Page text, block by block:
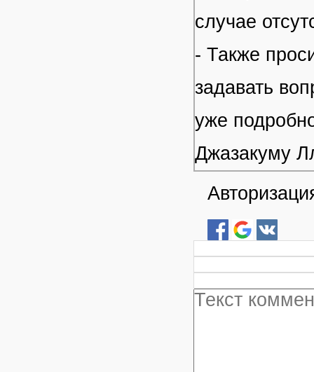
случае
- Также
задавать
уже
Джазакуму